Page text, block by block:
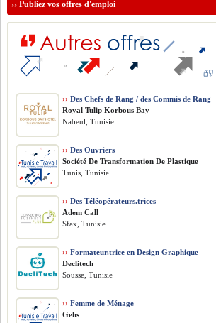
››Publiez vos offres d'emploi
›› Des Chefs de Rang / des Commis de Rang
Royal Tulip Korbous Bay
Nabeul, Tunisie
›› Des Ouvriers
Société De Transformation De Plastique
Tunis, Tunisie
›› Des Téléopérateurs.trices
Adem Call
Sfax, Tunisie
›› Formateur.trice en Design Graphique
Declitech
Sousse, Tunisie
›› Femme de Ménage
Gehs